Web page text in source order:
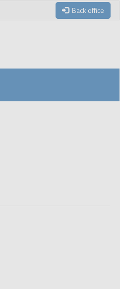
Back office